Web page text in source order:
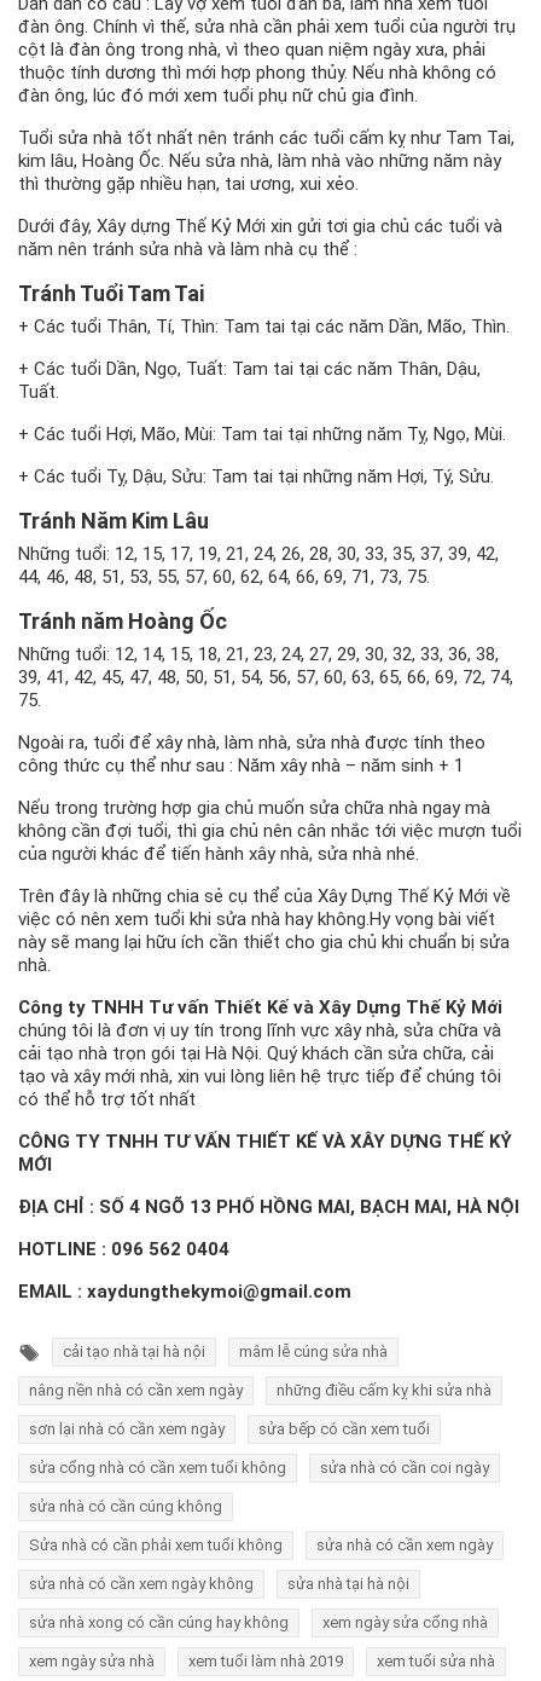
đàn ông. Chính vì thế, sửa nhà cần phải xem tuổi của người trụ
cột là đàn ông trong nhà, vì theo quan niệm ngày xưa, phải
thuộc tính dương thì mới hợp phong thủy. Nếu nhà không có
đàn ông, lúc đó mới xem tuổi phụ nữ chủ gia đình.
Tuổi sửa nhà tốt nhất nên tránh các tuổi cấm kỵ như Tam Tai,
kim lâu, Hoàng Ốc. Nếu sửa nhà, làm nhà vào những năm này
thì thường gặp nhiều hạn, tai ương, xui xẻo.
Dưới đây, Xây dựng Thế Kỷ Mới xin gửi tơi gia chủ các tuổi và
năm nên tránh sửa nhà và làm nhà cụ thể :
Tránh Tuổi Tam Tai
+ Các tuổi Thân, Tí, Thìn: Tam tai tại các năm Dần, Mão, Thìn.
+ Các tuổi Dần, Ngọ, Tuất: Tam tai tại các năm Thân, Dậu,
Tuất.
+ Các tuổi Hợi, Mão, Mùi: Tam tai tại những năm Tỵ, Ngọ, Mùi.
+ Các tuổi Tỵ, Dậu, Sửu: Tam tai tại những năm Hợi, Tý, Sửu.
Tránh Năm Kim Lâu
Những tuổi: 12, 15, 17, 19, 21, 24, 26, 28, 30, 33, 35, 37, 39, 42,
44, 46, 48, 51, 53, 55, 57, 60, 62, 64, 66, 69, 71, 73, 75.
Tránh năm Hoàng Ốc
Những tuổi: 12, 14, 15, 18, 21, 23, 24, 27, 29, 30, 32, 33, 36, 38,
39, 41, 42, 45, 47, 48, 50, 51, 54, 56, 57, 60, 63, 65, 66, 69, 72, 74,
75.
Ngoài ra, tuổi để xây nhà, làm nhà, sửa nhà được tính theo
công thức cụ thể như sau : Năm xây nhà – năm sinh + 1
Nếu trong trường hợp gia chủ muốn sửa chữa nhà ngay mà
không cần đợi tuổi, thì gia chủ nên cân nhắc tới việc mượn tuổi
của người khác để tiến hành xây nhà, sửa nhà nhé.
Trên đây là những chia sẻ cụ thể của Xây Dựng Thế Kỷ Mới về
việc có nên xem tuổi khi sửa nhà hay không.Hy vọng bài viết
này sẽ mang lại hữu ích cần thiết cho gia chủ khi chuẩn bị sửa
nhà.
Công ty TNHH Tư vấn Thiết Kế và Xây Dựng Thế Kỷ Mới
chúng tôi là đơn vị uy tín trong lĩnh vực xây nhà, sửa chữa và
cải tạo nhà trọn gói tại Hà Nội. Quý khách cần sửa chữa, cải
tạo và xây mới nhà, xin vui lòng liên hệ trực tiếp để chúng tôi
có thể hỗ trợ tốt nhất
CÔNG TY TNHH TƯ VẤN THIẾT KẾ VÀ XÂY DỰNG THẾ KỶ
MỚI
ĐỊA CHỈ : SỐ 4 NGÕ 13 PHỐ HỒNG MAI, BẠCH MAI, HÀ NỘI
HOTLINE : 096 562 0404
EMAIL : xaydungthekymoi@gmail.com
cải tạo nhà tại hà nội mâm lễ cúng sửa nhà
nâng nền nhà có cần xem ngày những điều cấm kỵ khi sửa nhà
sơn lại nhà có cần xem ngày sửa bếp có cần xem tuổi
sửa cổng nhà có cần xem tuổi không sửa nhà có cần coi ngày
sửa nhà có cần cúng không
Sửa nhà có cần phải xem tuổi không sửa nhà có cần xem ngày
sửa nhà có cần xem ngày không sửa nhà tại hà nội
sửa nhà xong có cần cúng hay không xem ngày sửa cổng nhà
xem ngày sửa nhà xem tuổi làm nhà 2019 xem tuổi sửa nhà